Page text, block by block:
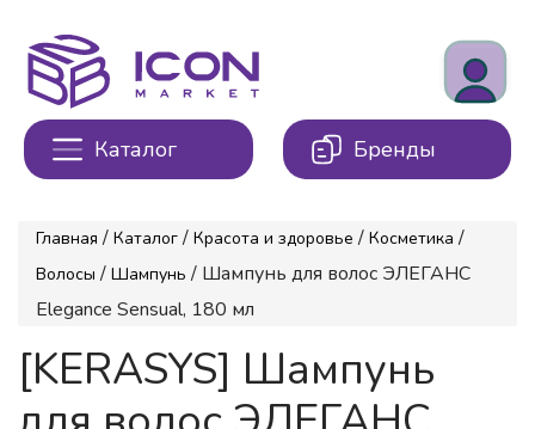
Каталог Бренды
Главная / Каталог / Красота и здоровье / Косметика /
Волосы / Шампунь / Шампунь для волос ЭЛЕГАНС
Elegance Sensual, 180 мл
[KERASYS] Шампунь